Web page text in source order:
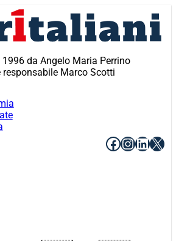
1996 da Angelo Maria Perrino
responsabile Marco Scotti
Facebook
X